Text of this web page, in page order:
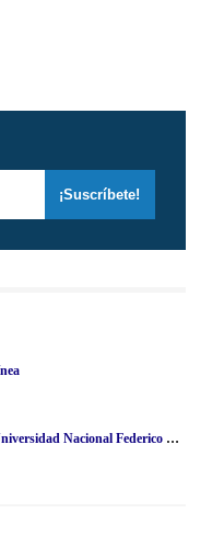
Resultados UNFV 2024 (Domingo 28 Abril) Lista de Ingresantes - Examen Admisión Ordinario y Extraordinario - Universidad Nacional Federico Villarreal - www·unfv·edu·pe